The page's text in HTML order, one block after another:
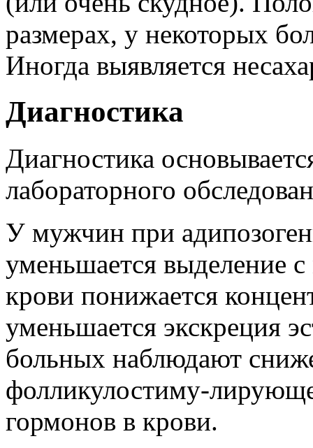
размерах, у некоторых
Иногда выявляется
Диагностика
Диагностика
лабораторного
У мужчин при
уменьшается выделение
крови понижается
уменьшается экскреция
больных наблюдают
фолликулостиму-
гормонов в крови.